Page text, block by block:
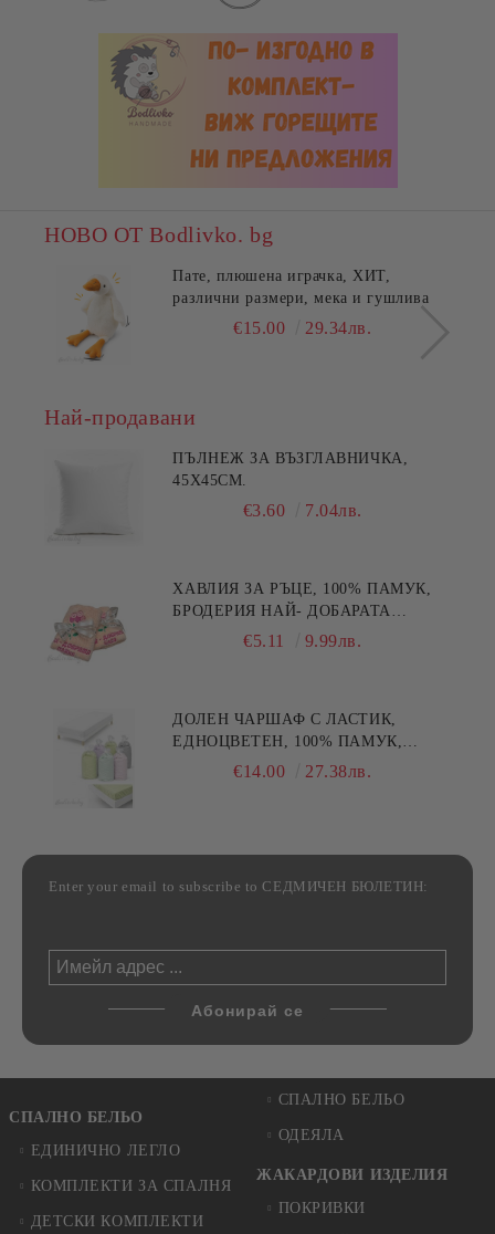
НОВО ОТ Bodlivko. bg
Пате, плюшена играчка, ХИТ,
различни размери, мека и гушлива
€15.00 29.34лв.
Най-продавани
ПЪЛНЕЖ ЗА ВЪЗГЛАВНИЧКА,
45X45СМ.
€3.60 7.04лв.
ХАВЛИЯ ЗА РЪЦЕ, 100% ПАМУК,
БРОДЕРИЯ НАЙ- ДОБАРАТА
МАЙКА/БАБА , РАЗМЕР:
€5.11 9.99лв.
ДОЛЕН ЧАРШАФ С ЛАСТИК,
ЕДНОЦВЕТЕН, 100% ПАМУК,
РАЗЛИЧНИ РАЗМЕРИ
€14.00 27.38лв.
Enter your email to subscribe to СЕДМИЧЕН БЮЛЕТИН:
СПАЛНО БЕЛЬО
ЕДИНИЧНО ЛЕГЛО
КОМПЛЕКТИ ЗА СПАЛНЯ
ДЕТСКИ КОМПЛЕКТИ
СПАЛНО БЕЛЬО
ОДЕЯЛА
ЖАКАРДОВИ ИЗДЕЛИЯ
ПОКРИВКИ